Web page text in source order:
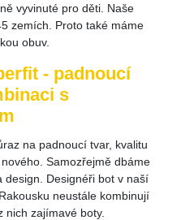
vyvinuté pro děti. Naše
zemích. Proto také máme
obuv.
- padnoucí
s
na padnoucí tvar, kvalitu
Samozřejmě dbáme
design. Designéři bot v naší
neustále kombinují
nich zajímavé boty.